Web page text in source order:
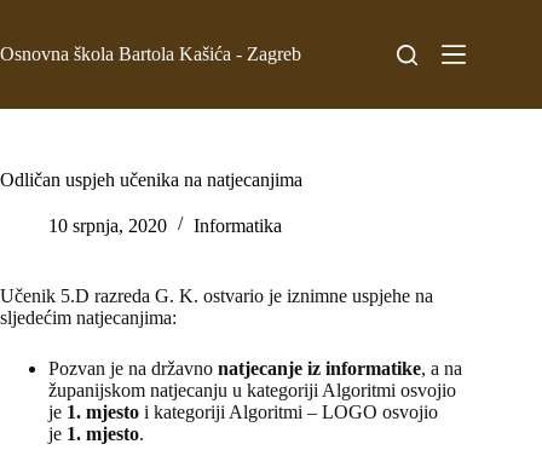
Osnovna škola Bartola Kašića - Zagreb
Odličan uspjeh učenika na natjecanjima
10 srpnja, 2020 Informatika
Učenik 5.D razreda G. K. ostvario je iznimne uspjehe na
sljedećim natjecanjima:
Pozvan je na državno natjecanje iz informatike, a na
županijskom natjecanju u kategoriji Algoritmi osvojio
je 1. mjesto i kategoriji Algoritmi – LOGO osvojio
je 1. mjesto.